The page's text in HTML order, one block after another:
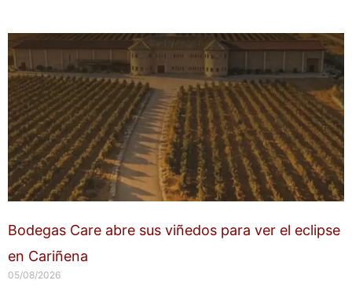
Bodegas Care abre sus viñedos para ver el eclipse
en Cariñena
05/08/2026